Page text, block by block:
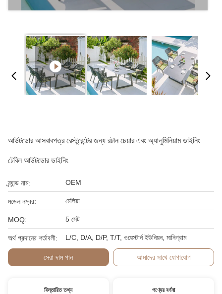
আউটডোর আসবাবপত্র রেস্টুরেন্টের জন্য রটান চেয়ার এবং অ্যালুমিনিয়াম ডাইনিং
টেবিল আউটডোর ডাইনিং
ব্র্যান্ড নাম: OEM
মডেল নম্বর: মেলিয়া
MOQ: 5 সেট
অর্থ প্রদানের শর্তাবলী: L/C, D/A, D/P, T/T, ওয়েস্টার্ন ইউনিয়ন, মানিগ্রাম
সেরা দাম পান আমাদের সাথে যোগাযোগ
বিস্তারিত তথ্য পণ্যের বর্ণনা